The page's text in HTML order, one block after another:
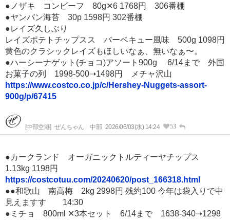
●ノザキ コンビーフ 80g✕6 1768円 306番棚
●ヤンバン海苔 30p 1598円 302番棚
●レイズ久しぶり
レイズポテトチップスス バーベキュー風味 500g 1098円
黄色のクラシックレイズもほしいなぁ、無いなぁ〜。
●ハーシーナゲット(チョコ)アソート900g 6/14まで 外国
お菓子の列 1998-500➝1498円 メチャ沢山
https://www.costco.co.jp/c/Hershey-Nuggets-assort-
900g/p/67415
[中部空港] ぜんちゃん 中部 2026/06/03(水) 14:24 53
●カークランド オーガニックトルティーヤチップス
1.13kg 1198円
https://costcotuu.com/20240620/post_166318.html
●●和歌山 南高梅 2kg 2998円 残約100 今年は袋入りで中
見えますす 14:30
●ミチョ 800ml ✕3本セット 6/14まで 1638-340➝1298